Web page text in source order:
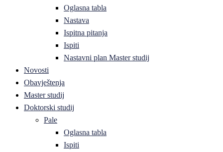
Oglasna tabla
Nastava
Ispitna pitanja
Ispiti
Nastavni plan Master studij
Novosti
Obavještenja
Master studij
Doktorski studij
Pale
Oglasna tabla
Ispiti